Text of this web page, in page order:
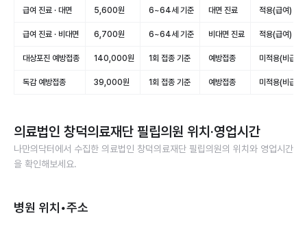
급여 진료 · 대면 5,600원 6~64세 기준 대면 진료 적용(급여)
급여 진료 · 비대면 6,700원 6~64세 기준 비대면 진료 적용(급여)
대상포진 예방접종 140,000원 1회 접종 기준 예방접종 미적용(비급여)
독감 예방접종 39,000원 1회 접종 기준 예방접종 미적용(비급여)
의료법인 창덕의료재단 필립의원 위치·영업시간
나만의닥터에서 수집한 의료법인 창덕의료재단 필립의원의 위치와 영업시간
을 확인해보세요.
병원 위치•주소